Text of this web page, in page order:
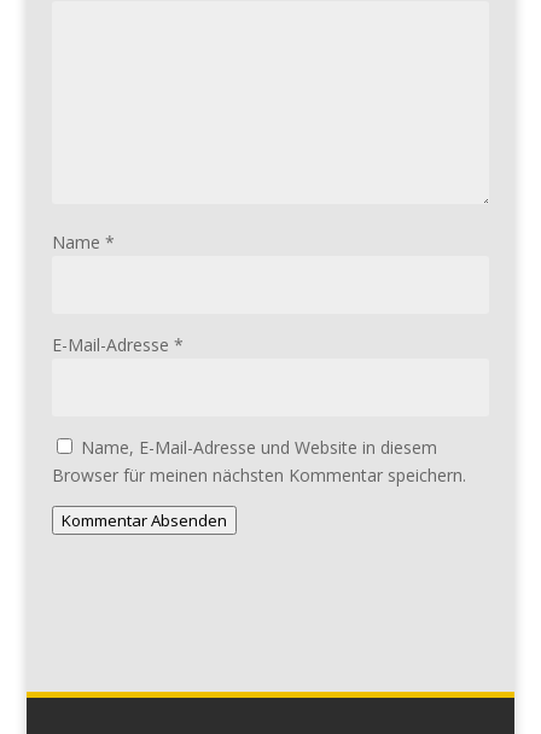
Name *
E-Mail-Adresse *
Name, E-Mail-Adresse und Website in diesem
Browser für meinen nächsten Kommentar speichern.
Kommentar Absenden